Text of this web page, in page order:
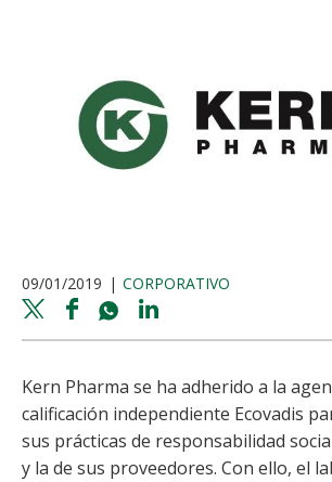
09/01/2019 CORPORATIVO
Twitter
share
Facebook
share
Whatsapp
shareshare
Kern Pharma se ha adherido a la
calificación independiente Ecovadis
sus prácticas de responsabilidad
y la de sus proveedores. Con ello, el